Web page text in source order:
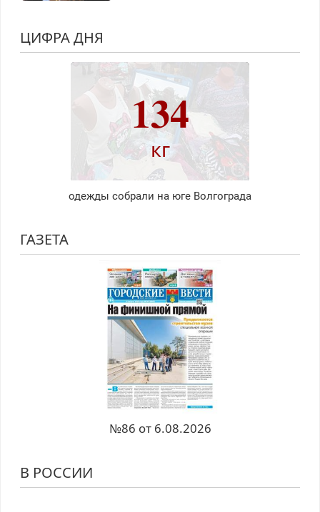
ЦИФРА ДНЯ
134
кг
одежды собрали на юге Волгограда
ГАЗЕТА
№86 от 6.08.2026
В РОССИИ